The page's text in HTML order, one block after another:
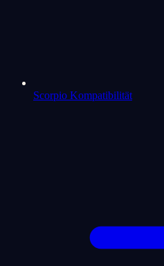
Scorpio Kompatibilität